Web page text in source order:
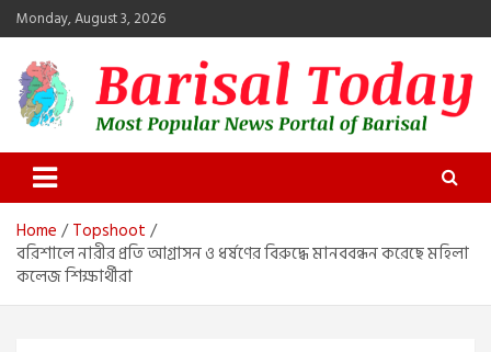
Skip
to
content
Monday, August 3, 2026
Barisal Today
The Most Popular News Portal in Barisal
Home
Topshoot
বরিশালে নারীর প্রতি আগ্রাসন ও ধর্ষণের বিরুদ্ধে মানববন্ধন করেছে মহিলা
কলেজ শিক্ষার্থীরা